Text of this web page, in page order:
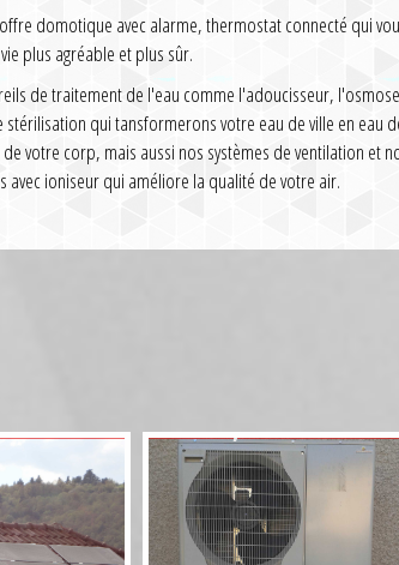
domotique avec alarme, thermostat connecté qui
plus agréable et plus sûr.
de traitement de l'eau comme l'adoucisseur,
qui tansformerons votre eau de ville en eau
votre corp, mais aussi nos systèmes de ventilation et
avec ioniseur qui améliore la qualité de votre air.
11,5kW Combi